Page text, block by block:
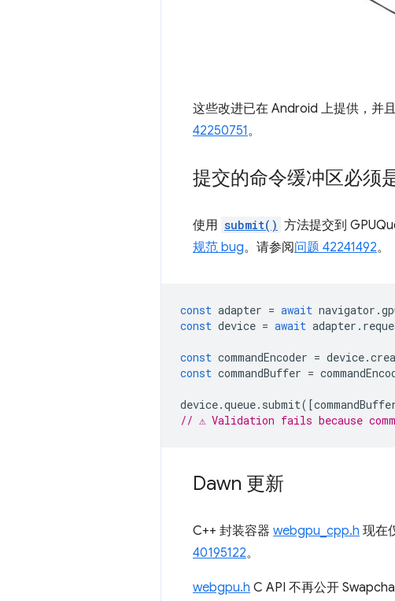
这些改进已在 Android 上提供，并
42250751。
提交的命令缓冲区必须
使用 submit() 方法提交到
规范 bug。请参阅问题 42241492。
const adapter = await navigator .
const device = await adapter .
const commandEncoder = device.
const commandBuffer =
device.queue. submit([
// ⚠️ Validation fails because
Dawn 更新
C++ 封装容器 webgpu_cpp.h 现在
40195122。
webgpu.h C API 不再公开